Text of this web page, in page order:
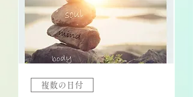
複数の日付